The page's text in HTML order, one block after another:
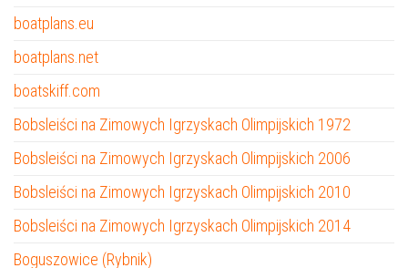
boatplans.eu
boatplans.net
boatskiff.com
Bobsleiści na Zimowych Igrzyskach Olimpijskich 1972
Bobsleiści na Zimowych Igrzyskach Olimpijskich 2006
Bobsleiści na Zimowych Igrzyskach Olimpijskich 2010
Bobsleiści na Zimowych Igrzyskach Olimpijskich 2014
Boguszowice (Rybnik)